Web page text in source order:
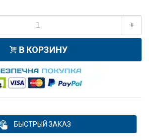
+
В КОРЗИНУ
БЫСТРЫЙ ЗАКАЗ